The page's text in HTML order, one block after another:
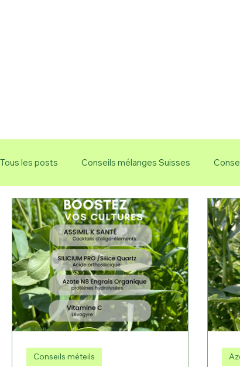
Tous les posts Conseils mélanges Suisses
Vigne / arbo AVANTAGES / Remise Azote
Conseils méteils